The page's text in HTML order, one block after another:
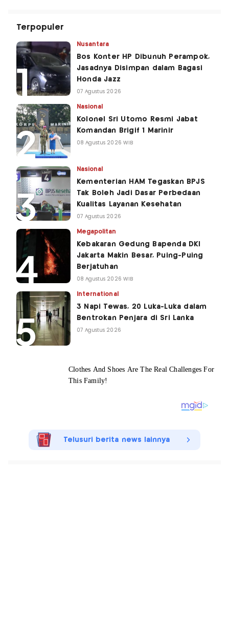
Terpopuler
Nusantara
Bos Konter HP Dibunuh Perampok,
Jasadnya Disimpan dalam Bagasi
Honda Jazz
07 Agustus 2026
Nasional
Kolonel Sri Utomo Resmi Jabat
Komandan Brigif 1 Marinir
08 Agustus 2026 WIB
Nasional
Kementerian HAM Tegaskan BPJS
Tak Boleh Jadi Dasar Perbedaan
Kualitas Layanan Kesehatan
07 Agustus 2026
Megapolitan
Kebakaran Gedung Bapenda DKI
Jakarta Makin Besar, Puing-Puing
Berjatuhan
08 Agustus 2026 WIB
International
3 Napi Tewas, 20 Luka-Luka dalam
Bentrokan Penjara di Sri Lanka
07 Agustus 2026
Telusuri berita news lainnya